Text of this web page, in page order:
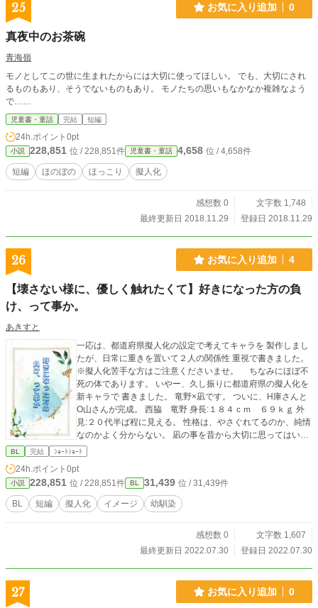
25 お気に入り追加 0
真夜中のお茶碗
青海嶺
モノとしてこの世に生まれたからには大切に使ってほしい。 でも、大切にされ
るものもあり、そうでないものもあり。 モノたちの思いもなかなか複雑なよう
で……
児童書・童話 完結 短編
24h.ポイント 0pt
小説 228,851 位 / 228,851件 児童書・童話 4,658 位 / 4,658件
短編 ほのぼの ほっこり 擬人化
感想数 0
文字数 1,748
最終更新日 2018.11.29
登録日 2018.11.29
26 お気に入り追加 4
【壊さない様に、優しく触れたくて】好きになった方の負
け、って事か。
あきすと
一応は、都道府県擬人化の設定で考えてキャラを 製作しまし
たが、日常に重きを置いて２人の関係性 重視で書きました。
※擬人化苦手な方はご注意くださいませ。 ちなみにほぼ不
死の体であります。 いやー、久し振りに都道府県の擬人化を
新キャラで 書きました。 竜野×凪です。 ついに、H庫さんと
O山さんが完成。 西脇 竜野 身長:１８４ｃｍ ６９ｋｇ 外
見:２０代半ば程に見える。 性格は、やさぐれてるのか、純情
なのかよく分からない。 凪の事を昔から大切に思ってはいる
ものの、 とある事が気がかりで、イマイチちゃんと向き合え
我が強い一面もあるが、実は神経質な面も 持ち合わせてい
る。 なんだかんだ、傍に凪が居ると穏やか。 玉野 凪 身長:
１７２ｃｍ ５６ｋｇ 外見:色素が全体的に薄め。２０代前半
に見られる。 竜野の幼友達。よく分からないけど、竜野には
けれど、頭の中で 空想を楽しんでいるだけだったりする。 中
性的であると、自分で感じている。 ファッションは、時々竜
杏との（狐と狸シリーズから）仲が良い。 竜野と凪の関係性
を、長く見て来ているものの くっつきそうで、くっつかない
BL 完結 ｼｮｰﾄｼｮｰﾄ
24h.ポイント 0pt
小説 228,851 位 / 228,851件 BL 31,439 位 / 31,439件
BL 短編 擬人化 イメージ 幼馴染
感想数 0
文字数 1,607
最終更新日 2022.07.30
登録日 2022.07.30
27 お気に入り追加 0